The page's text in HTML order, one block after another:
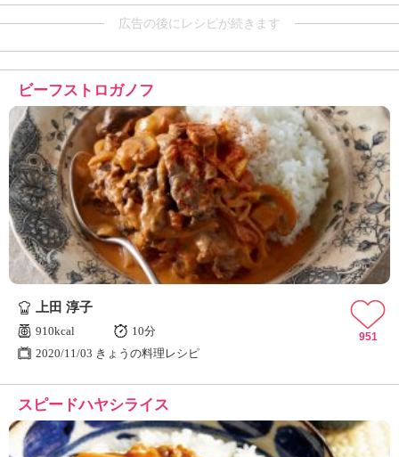
広告の後にレシピが続きます
ビーフストロガノフ
上田 淳子
910kcal
10分
2020/11/03 きょうの料理レシピ
951
スピードハヤシライス